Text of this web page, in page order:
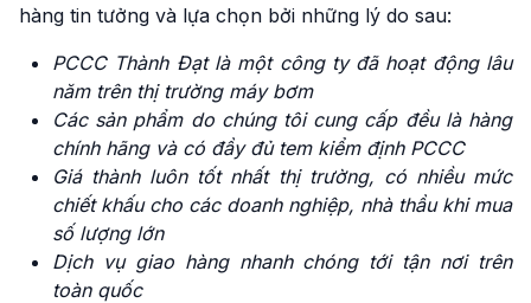
hàng tin tưởng và lựa chọn bởi những lý do sau:
PCCC Thành Đạt là một công ty đã hoạt động lâu
năm trên thị trường máy bơm
Các sản phẩm do chúng tôi cung cấp đều là hàng
chính hãng và có đầy đủ tem kiểm định PCCC
Giá thành luôn tốt nhất thị trường, có nhiều mức
chiết khấu cho các doanh nghiệp, nhà thầu khi mua
số lượng lớn
Dịch vụ giao hàng nhanh chóng tới tận nơi trên
toàn quốc